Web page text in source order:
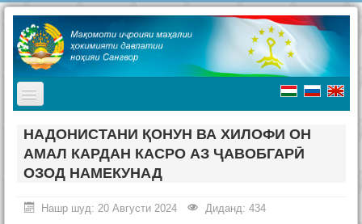
TPL_PROTOSTAR_TOGGLE_MENU
Мақомоти иҷроия
Таърих
Ҷашнҳо дар ноҳия
НАДОНИСТАНИ ҚОНУН ВА ХИЛОФИ ОН
АМАЛ КАРДАН КАСРО АЗ ҶАВОБГАРӢ
ОЗОД НАМЕКУНАД
Нашр шуд: 20 Августи 2024 Диданд: 434